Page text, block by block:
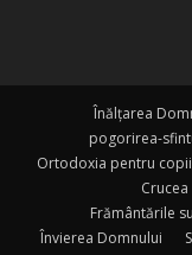
Înălțarea
pogorirea-
Ortodoxia pentru copii
Frământările
Învierea Domnului